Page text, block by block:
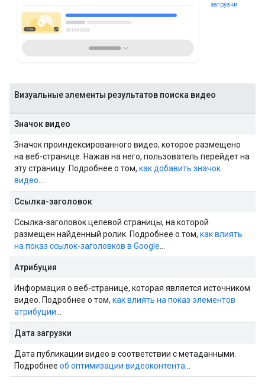
загрузки
Визуальные элементы результатов поиска видео
Значок видео
Значок проиндексированного видео, которое размещено
на веб-странице. Нажав на него, пользователь перейдет на
эту страницу. Подробнее о том, как добавить значок
видео…
Ссылка-заголовок
Ссылка-заголовок целевой страницы, на которой
размещен найденный ролик. Подробнее о том, как влиять
на показ ссылок-заголовков в Google…
Атрибуция
Информация о веб-странице, которая является источником
видео. Подробнее о том, как влиять на показ элементов
атрибуции…
Дата загрузки
Дата публикации видео в соответствии с метаданными.
Подробнее об оптимизации видеоконтента…